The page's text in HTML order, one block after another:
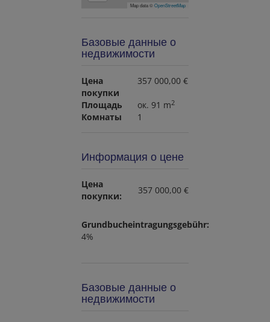
Map data ©OpenStreetMap
Базовые данные о
недвижимости
Цена
покупки
357 000,00 €
Площадь ок. 91 m2
Комнаты 1
Информация о цене
Цена
покупки:
357 000,00 €
Grundbucheintragungsgebühr:
4%
Базовые данные о
недвижимости